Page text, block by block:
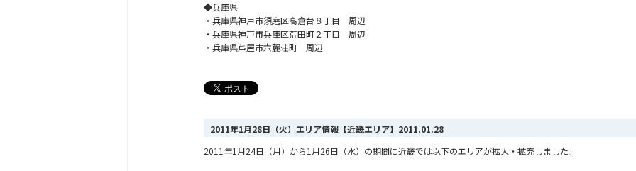
◆兵庫県
・兵庫県神戸市須磨区高倉台８丁目 周辺
・兵庫県神戸市兵庫区荒田町２丁目 周辺
・兵庫県芦屋市六麓荘町 周辺
2011年1月28日（火）エリア情報【近畿エリア】 2011.01.28
2011年1月24日（月）から1月26日（水）の期間に近畿では以下のエリアが拡大・拡充しました。